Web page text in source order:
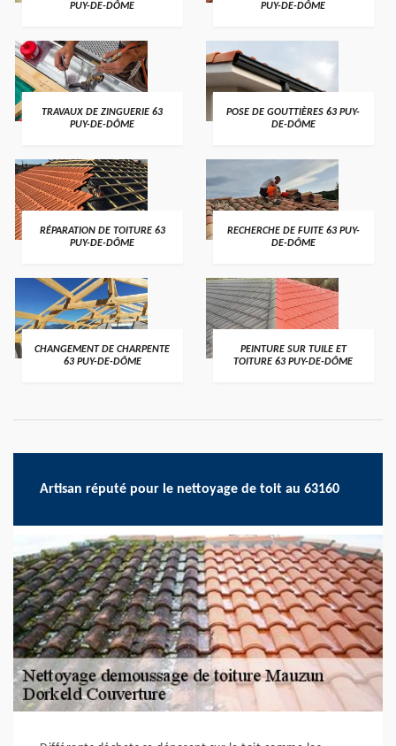
PUY-DE-DÔME
PUY-DE-DÔME
TRAVAUX DE ZINGUERIE 63
PUY-DE-DÔME
POSE DE GOUTTIÈRES 63 PUY-
DE-DÔME
RÉPARATION DE TOITURE 63
PUY-DE-DÔME
RECHERCHE DE FUITE 63 PUY-
DE-DÔME
CHANGEMENT DE CHARPENTE
63 PUY-DE-DÔME
PEINTURE SUR TUILE ET
TOITURE 63 PUY-DE-DÔME
Artisan réputé pour le nettoyage de toit au 63160